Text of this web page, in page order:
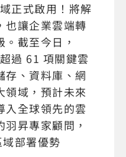
正式啟用！將解
也讓企業雲端轉
截至今日，
過 61 項關鍵雲
存、資料庫、網
領域，預計未來
入全球領先的雲
昇專家顧問，
部署優勢